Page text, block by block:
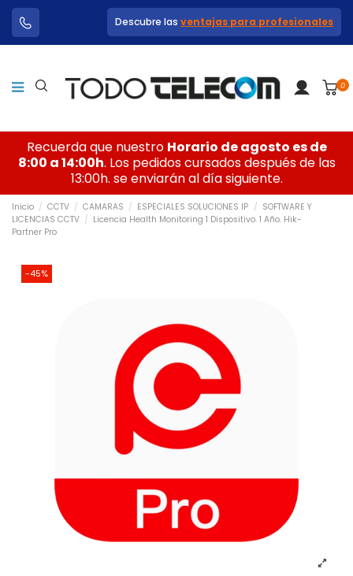
Descubre las ventajas para profesionales
0
Recuerda que nuestro Horario de agosto es de
8:00 a 14:00h. Los pedidos cursados después de las
13:00h. se enviarán al día siguiente.
Inicio CCTV CAMARAS ESPECIALES SOLUCIONES IP
SOFTWARE Y
LICENCIAS CCTV
Licencia Health Monitoring 1 Dispositivo. 1 Año. Hik-
Partner Pro
-45%